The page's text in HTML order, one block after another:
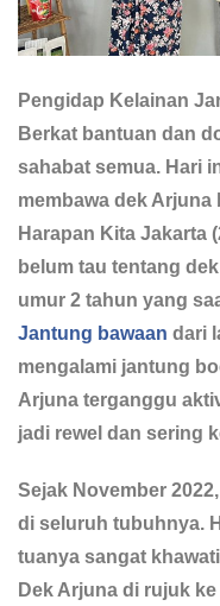
Pengidap Kelainan
Berkat bantuan dan
sahabat semua. Hari
membawa dek
Harapan Kita Jakarta
belum tau tentang
umur 2 tahun yang
Jantung bawaan dari
mengalami jantung
Arjuna terganggu
jadi rewel dan sering
Sejak November
di seluruh tubuhnya.
tuanya sangat
Dek Arjuna di rujuk